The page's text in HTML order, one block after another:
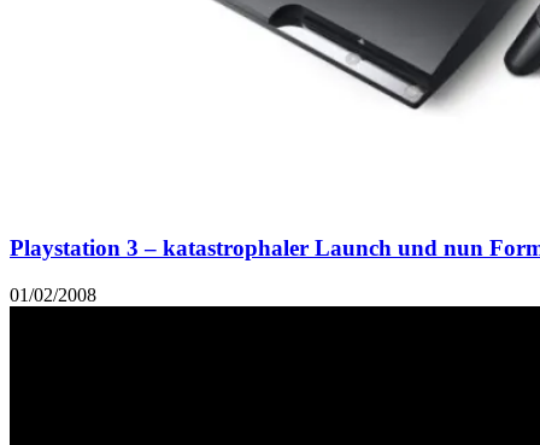
Playstation 3 – katastrophaler Launch und nun
01/02/2008